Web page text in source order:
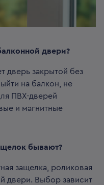
двери?
дверь закрытой без
на балкон, не
ПВХ-дверей
и магнитные
бывают?
защелка, роликовая
двери. Выбор зависит